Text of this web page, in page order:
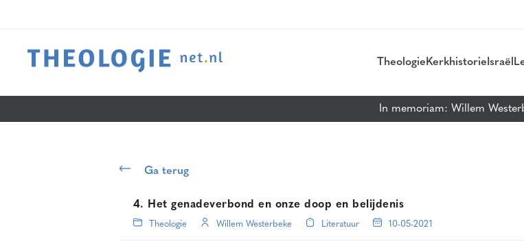
Theologie Kerkhistorie Israël
In memoriam: Willem
Ga terug
4. Het genadeverbond en onze doop en belijdenis
Theologie Willem Westerbeke Literatuur 10-05-2021